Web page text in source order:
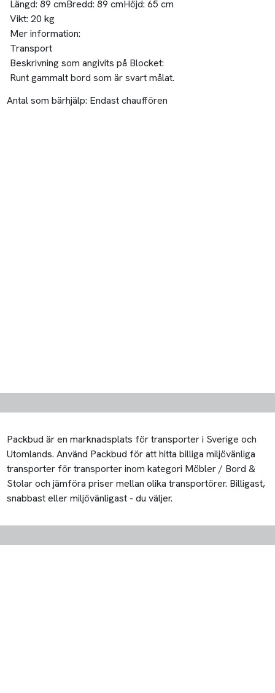
Längd: 89 cmBredd: 89 cmHöjd: 65 cm
Vikt: 20 kg
Mer information:
Transport
Beskrivning som angivits på Blocket:
Runt gammalt bord som är svart målat.
Antal som bärhjälp: Endast chauffören
Packbud är en marknadsplats för transporter i Sverige och
Utomlands. Använd Packbud för att hitta billiga miljövänliga
transporter för transporter inom kategori Möbler / Bord &
Stolar och jämföra priser mellan olika transportörer. Billigast,
snabbast eller miljövänligast - du väljer.